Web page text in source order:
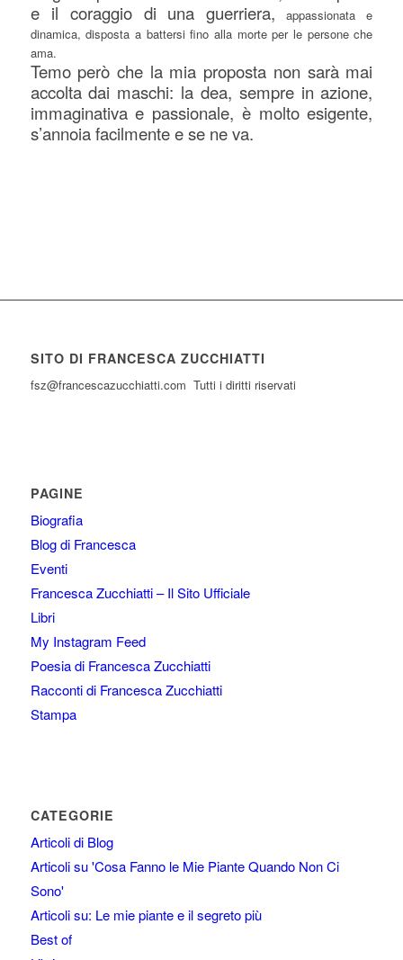
e il coraggio di una guerriera, appassionata e
dinamica, disposta a battersi fino alla morte per le persone che
ama.
Temo però che la mia proposta non sarà mai
accolta dai maschi: la dea, sempre in azione,
immaginativa e passionale, è molto esigente,
s’annoia facilmente e se ne va.
SITO DI FRANCESCA ZUCCHIATTI
fsz@francescazucchiatti.com Tutti i diritti riservati
PAGINE
Biografia
Blog di Francesca
Eventi
Francesca Zucchiatti – Il Sito Ufficiale
Libri
My Instagram Feed
Poesia di Francesca Zucchiatti
Racconti di Francesca Zucchiatti
Stampa
CATEGORIE
Articoli di Blog
Articoli su 'Cosa Fanno le Mie Piante Quando Non Ci
Sono'
Articoli su: Le mie piante e il segreto più
Best of